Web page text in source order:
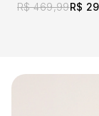
R$ 469,99R$